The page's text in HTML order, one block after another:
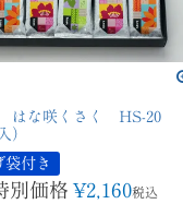
はな咲くさく HS-20
）
袋付き
別価格 ¥2,160税込